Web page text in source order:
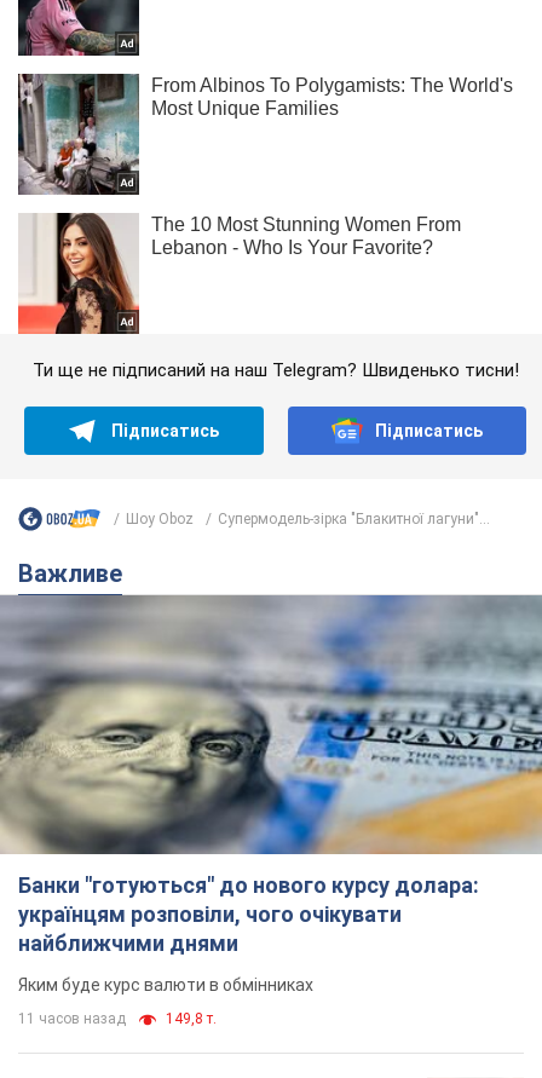
Ти ще не підписаний на наш Telegram? Швиденько тисни!
Підписатись Підписатись
Шоу Oboz Супермодель-зірка "Блакитної лагуни"...
Важливе
Банки "готуються" до нового курсу долара:
українцям розповіли, чого очікувати
найближчими днями
Яким буде курс валюти в обмінниках
11 часов назад 149,8 т.